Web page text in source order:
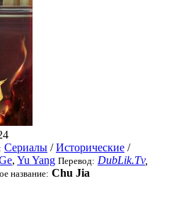
Сериалы /Исторические /
, Yu Yang Перевод: DubLik.Tv,
название: Chu Jia